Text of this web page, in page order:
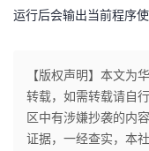
运行后会输出当前程序
【版权声明】本文为
转载，如需转载请自
区中有涉嫌抄袭的内
证据，一经查实，本